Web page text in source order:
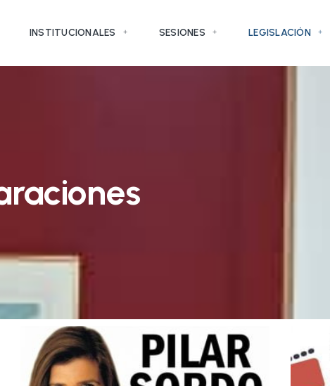
INSTITUCIONALES SESIONES LEGISLACIÓN